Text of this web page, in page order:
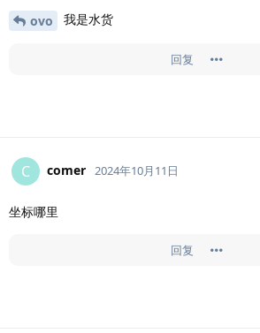
ovo 我是水货
回复
C comer 2024年10月11日
坐标哪里
回复